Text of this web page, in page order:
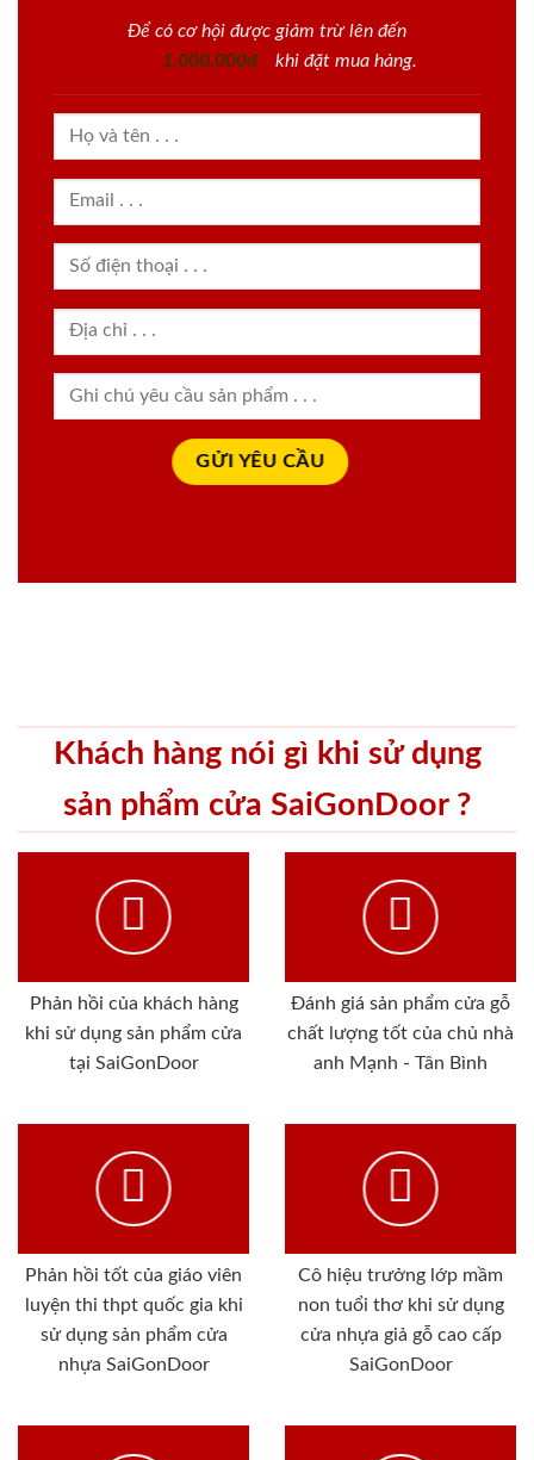
Để có cơ hội được giảm trừ lên đến
1.000.000đ
khi đặt mua hàng.
Khách hàng nói gì khi sử dụng
sản phẩm cửa SaiGonDoor ?
Phản hồi của khách hàng
khi sử dụng sản phẩm cửa
tại SaiGonDoor
Đánh giá sản phẩm cửa gỗ
chất lượng tốt của chủ nhà
anh Mạnh - Tân Bình
Phản hồi tốt của giáo viên
luyện thi thpt quốc gia khi
sử dụng sản phẩm cửa
nhựa SaiGonDoor
Cô hiệu trưởng lớp mầm
non tuổi thơ khi sử dụng
cửa nhựa giả gỗ cao cấp
SaiGonDoor